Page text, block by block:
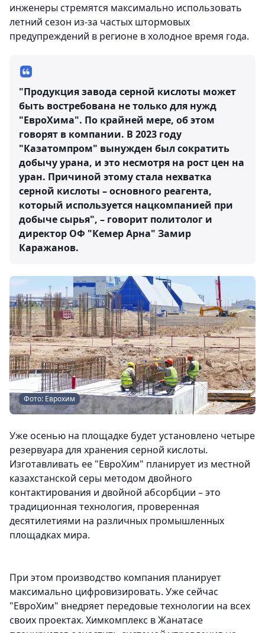
инженеры стремятся максимально использовать
летний сезон из-за частых штормовых
предупреждений в регионе в холодное время года.
"Продукция завода серной кислоты может
быть востребована не только для нужд
"ЕвроХима". По крайней мере, об этом
говорят в компании. В 2023 году
"Казатомпром" вынужден был сократить
добычу урана, и это несмотря на рост цен на
уран. Причиной этому стала нехватка
серной кислоты – основного реагента,
который используется нацкомпанией при
добыче сырья", – говорит политолог и
директор ОФ "Кемер Арна" Замир
Каражанов.
Фото: Еврохим
Уже осенью на площадке будет установлено четыре
резервуара для хранения серной кислоты.
Изготавливать ее "ЕвроХим" планирует из местной
казахстанской серы методом двойного
контактирования и двойной абсорбции – это
традиционная технология, проверенная
десятилетиями на различных промышленных
площадках мира.
При этом производство компания планирует
максимально цифровизировать. Уже сейчас
"ЕвроХим" внедряет передовые технологии на всех
своих проектах. Химкомплекс в Жанатасе